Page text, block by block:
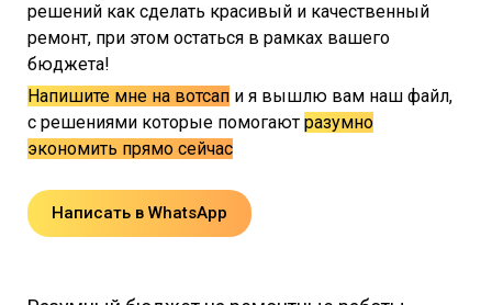
решений как сделать красивый и качественный
ремонт, при этом остаться в рамках вашего
бюджета!
Напишите мне на вотсап и я вышлю вам наш файл,
с решениями которые помогают разумно
экономить прямо сейчас
Написать в WhatsApp